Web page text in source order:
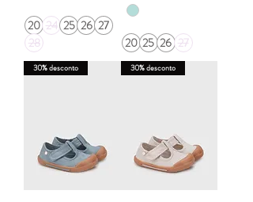
20 24 25 26 27
28
20 25 26 27
30% desconto 30% desconto